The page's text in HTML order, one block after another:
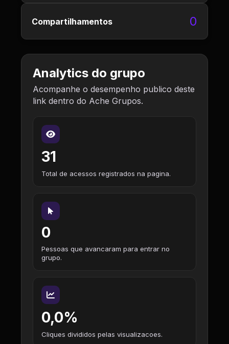
Compartilhamentos 0
Analytics do grupo
Acompanhe o desempenho publico deste
link dentro do Ache Grupos.
31
Total de acessos registrados na pagina.
0
Pessoas que avancaram para entrar no
grupo.
0,0%
Cliques divididos pelas visualizacoes.